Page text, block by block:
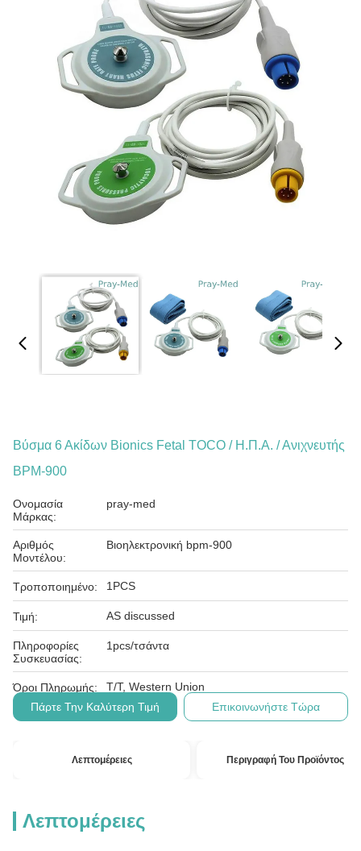
Βύσμα 6 Ακίδων Bionics Fetal TOCO / Η.Π.Α. / Ανιχνευτής
BPM-900
Ονομασία
Μάρκας:
pray-med
Αριθμός
Μοντέλου:
Βιοηλεκτρονική bpm-900
Τροποποιημένο: 1PCS
Τιμή: AS discussed
Πληροφορίες
Συσκευασίας:
1pcs/τσάντα
Όροι Πληρωμής:
T/T, Western Union
Πάρτε Την Καλύτερη Τιμή
Επικοινωνήστε Τώρα
Λεπτομέρειες Περιγραφή Του Προϊόντος
Λεπτομέρειες